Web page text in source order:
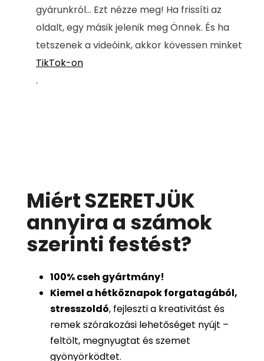
gyárunkról... Ezt nézze meg! Ha frissíti az
oldalt, egy másik jelenik meg Önnek. És ha
tetszenek a videóink, akkor kövessen minket
TikTok-on
.
Miért SZERETJÜK
annyira a számok
szerinti festést?
100%cseh gyártmány!
Kiemel a hétköznapok forgatagából,
stresszoldó, fejleszti a kreativitást és
remek szórakozási lehetőséget nyújt –
feltölt, megnyugtat és szemet
gyönyörködtet.